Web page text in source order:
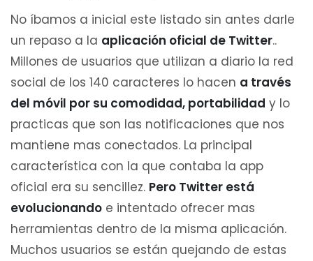
No íbamos a inicial este listado sin antes darle
un repaso a la aplicación oficial de Twitter..
Millones de usuarios que utilizan a diario la red
social de los 140 caracteres lo hacen a través
del móvil por su comodidad, portabilidad y lo
practicas que son las notificaciones que nos
mantiene mas conectados. La principal
característica con la que contaba la app
oficial era su sencillez. Pero Twitter está
evolucionando e intentado ofrecer mas
herramientas dentro de la misma aplicación.
Muchos usuarios se están quejando de estas